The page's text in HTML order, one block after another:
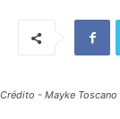
Crédito - Mayke